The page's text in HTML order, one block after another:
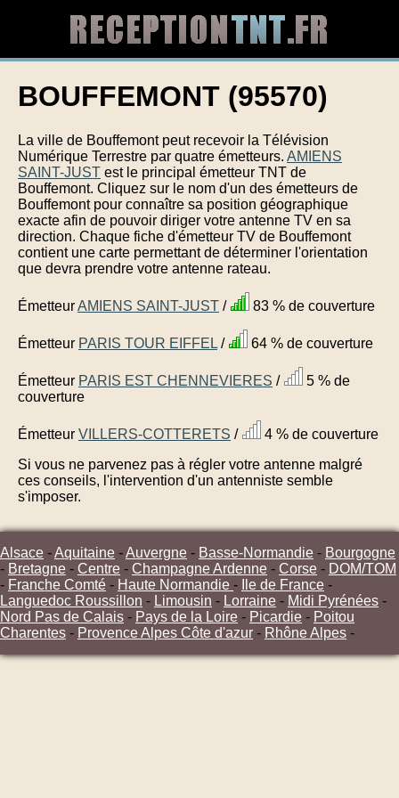
BOUFFEMONT (95570)
La ville de Bouffemont peut recevoir la Télévision
Numérique Terrestre par quatre émetteurs. AMIENS
SAINT-JUST est le principal émetteur TNT de
Bouffemont. Cliquez sur le nom d'un des émetteurs de
Bouffemont pour connaître sa position géographique
exacte afin de pouvoir diriger votre antenne TV en sa
direction. Chaque fiche d'émetteur TV de Bouffemont
contient une carte permettant de déterminer l'orientation
que devra prendre votre antenne rateau.
ÉmetteurAMIENS SAINT-JUST / 83 % de couverture
Émetteur PARIS TOUR EIFFEL / 64 % de couverture
Émetteur PARIS EST CHENNEVIERES /
5 % de
couverture
Émetteur VILLERS-COTTERETS /
4 % de couverture
Si vous ne parvenez pas à régler votre antenne malgré
ces conseils, l'intervention d'un antenniste semble
s'imposer.
Alsace -Aquitaine -Auvergne - Basse-Normandie - Bourgogne
- Bretagne - Centre - Champagne Ardenne - Corse - DOM/TOM
- Franche Comté - Haute Normandie - Ile de France -
Languedoc Roussillon - Limousin - Lorraine - Midi Pyrénées -
Nord Pas de Calais - Pays de la Loire - Picardie - Poitou
Charentes - Provence Alpes Côte d'azur - Rhône Alpes -